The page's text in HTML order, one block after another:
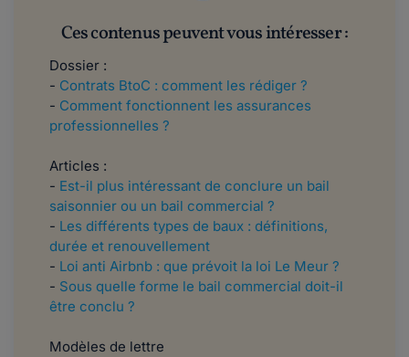
Ces contenus peuvent vous intéresser :
Dossier :
- Contrats BtoC : comment les rédiger ?
- Comment fonctionnent les assurances
professionnelles ?
Articles :
- Est-il plus intéressant de conclure un bail
saisonnier ou un bail commercial ?
- Les différents types de baux : définitions,
durée et renouvellement
- Loi anti Airbnb : que prévoit la loi Le Meur ?
- Sous quelle forme le bail commercial doit-il
être conclu ?
Modèles de lettre